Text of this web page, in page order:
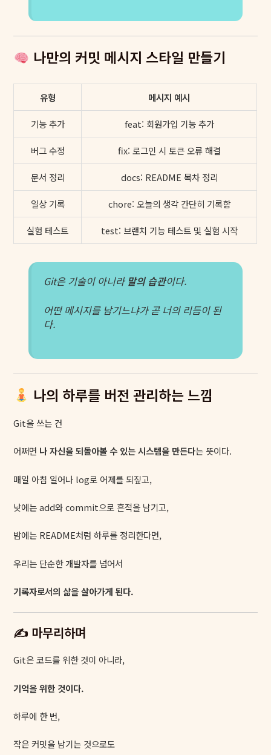
나만의 커밋 메시지 스타일 만들기
유형 메시지 예시
기능 추가 feat: 회원가입 기능 추가
버그 수정 fix: 로그인 시 토큰 오류 해결
문서 정리 docs: README 목차 정리
일상 기록 chore: 오늘의 생각 간단히 기록함
실험 테스트 test: 브랜치 기능 테스트 및 실험 시작
Git은 기술이 아니라 말의 습관이다.
어떤 메시지를 남기느냐가 곧 너의 리듬이 된
다.
나의 하루를 버전 관리하는 느낌
Git을 쓰는 건
어쩌면 나 자신을 되돌아볼 수 있는 시스템을 만든다는 뜻이다.
매일 아침 일어나 log로 어제를 되짚고,
낮에는 add와 commit으로 흔적을 남기고,
밤에는 README처럼 하루를 정리한다면,
우리는 단순한 개발자를 넘어서
기록자로서의 삶을 살아가게 된다.
✍️ 마무리하며
Git은 코드를 위한 것이 아니라,
기억을 위한 것이다.
하루에 한 번,
작은 커밋을 남기는 것으로도